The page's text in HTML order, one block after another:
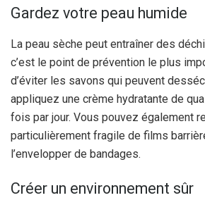
Gardez votre peau humide
La peau sèche peut entraîner des
c’est le point de prévention le plus
d’éviter les savons qui peuvent
appliquez une crème hydratante de
fois par jour. Vous pouvez également
particulièrement fragile de films
l’envelopper de bandages.
Créer un environnement sûr